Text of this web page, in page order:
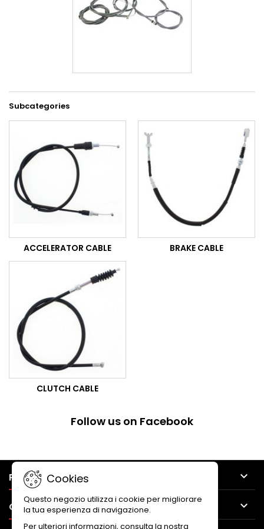
Subcategories
ACCELERATOR CABLE BRAKE CABLE
CLUTCH CABLE
Follow us on Facebook
PRODUCTS 
OUR COMPANY 
Cookies
Questo negozio utilizza i cookie per migliorare
la tua esperienza di navigazione.
Per ulteriori informazioni, consulta la nostra